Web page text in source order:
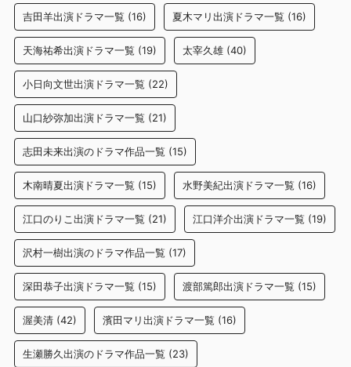
吉田羊出演ドラマ一覧 (16) 夏木マリ出演ドラマ一覧 (16)
天海祐希出演ドラマ一覧 (19) 太宰久雄 (40)
小日向文世出演ドラマ一覧 (22)
山口紗弥加出演ドラマ一覧 (21)
志田未来出演のドラマ作品一覧 (15)
木南晴夏出演ドラマ一覧 (15) 水野美紀出演ドラマ一覧 (16)
江口のりこ出演ドラマ一覧 (21) 江口洋介出演ドラマ一覧 (19)
沢村一樹出演のドラマ作品一覧 (17)
深田恭子出演ドラマ一覧 (15) 渡部篤郎出演ドラマ一覧 (15)
渥美清 (42) 濱田マリ出演ドラマ一覧 (16)
生瀬勝久出演のドラマ作品一覧 (23)